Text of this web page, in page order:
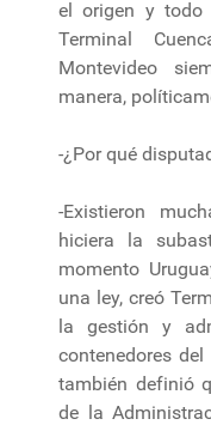
el origen y todo
Terminal
Montevideo
manera,
-¿Por qué
-Existieron
hiciera la
momento
una ley, creó
la gestión y
contenedores
también definió
de la